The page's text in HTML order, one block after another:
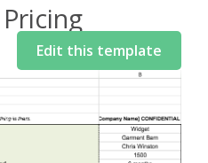
Edit this template